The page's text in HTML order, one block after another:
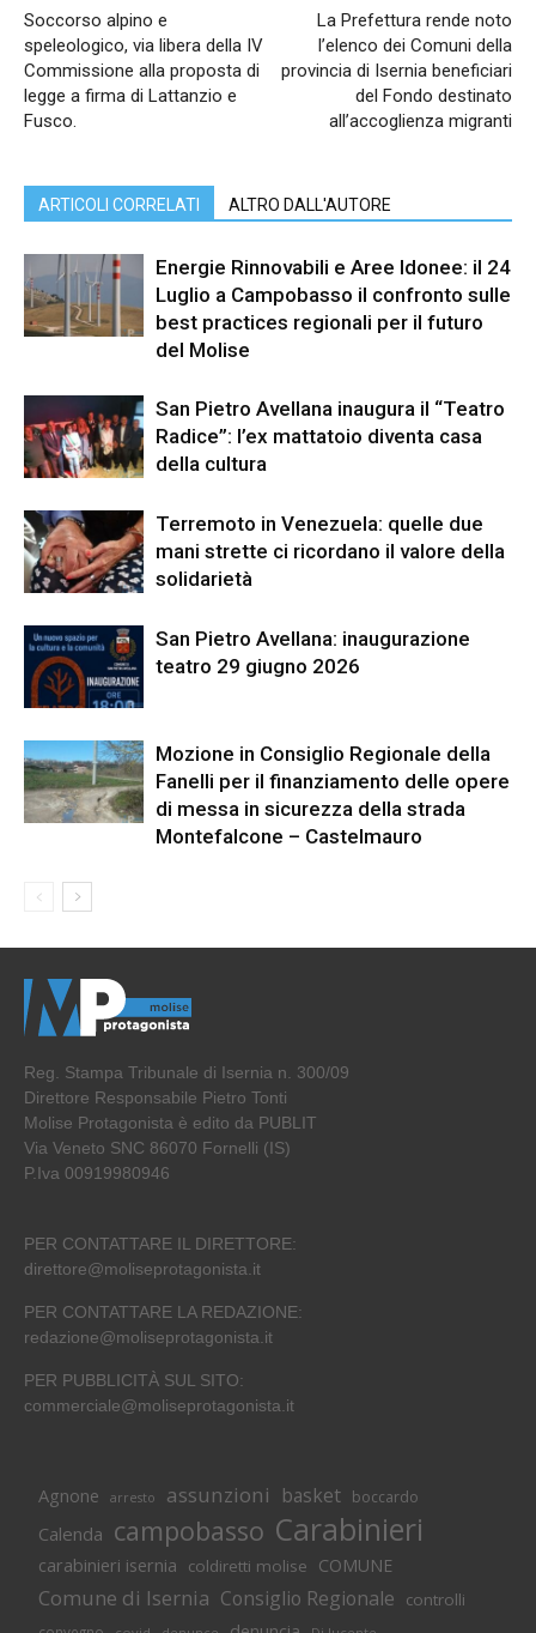
Soccorso alpino e
speleologico, via libera della IV
Commissione alla proposta di
legge a firma di Lattanzio e
Fusco.
La Prefettura rende noto
l’elenco dei Comuni della
provincia di Isernia beneficiari
del Fondo destinato
all’accoglienza migranti
ARTICOLI CORRELATI ALTRO DALL'AUTORE
Energie Rinnovabili e Aree Idonee: il 24
Luglio a Campobasso il confronto sulle
best practices regionali per il futuro
del Molise
San Pietro Avellana inaugura il “Teatro
Radice”: l’ex mattatoio diventa casa
della cultura
Terremoto in Venezuela: quelle due
mani strette ci ricordano il valore della
solidarietà
San Pietro Avellana: inaugurazione
teatro 29 giugno 2026
Mozione in Consiglio Regionale della
Fanelli per il finanziamento delle opere
di messa in sicurezza della strada
Montefalcone – Castelmauro
Reg. Stampa Tribunale di Isernia n. 300/09
Direttore Responsabile Pietro Tonti
Molise Protagonista è edito da PUBLIT
Via Veneto SNC 86070 Fornelli (IS)
P.Iva 00919980946
PER CONTATTARE IL DIRETTORE:
direttore@moliseprotagonista.it
PER CONTATTARE LA REDAZIONE:
redazione@moliseprotagonista.it
PER PUBBLICITÀ SUL SITO:
commerciale@moliseprotagonista.it
Agnone arresto assunzioni basket boccardo
Calenda campobasso Carabinieri
carabinieri isernia coldiretti molise COMUNE
Comune di Isernia Consiglio Regionale controlli